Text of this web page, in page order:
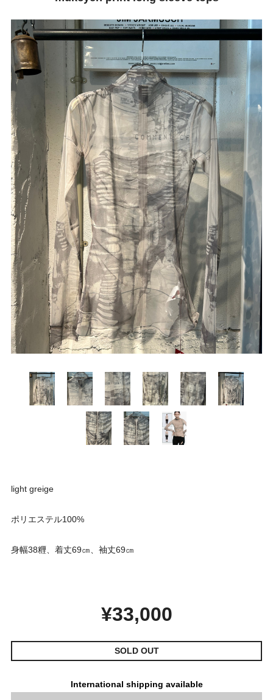
light greige
ポリエステル100%
身幅38糎、着丈69㎝、袖丈69㎝
¥33,000
SOLD OUT
International shipping available